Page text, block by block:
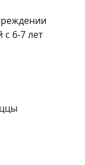
6-7 лет